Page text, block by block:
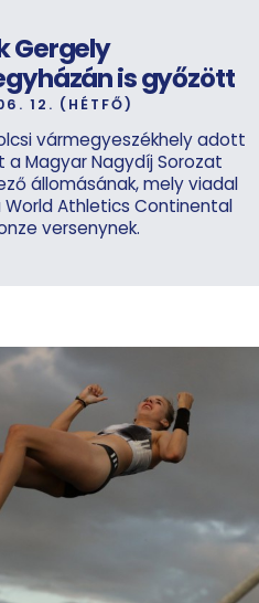
Gergely
is győzött
12. (HÉTFŐ)
vármegyeszékhely adott
Magyar Nagydíj Sorozat
állomásának, mely viadal
World Athletics Continental
versenynek.